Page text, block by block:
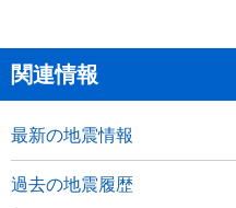
関連情報
最新の地震情報
過去の地震履歴